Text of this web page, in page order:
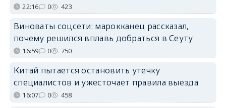
22:16 0 423
Виноваты соцсети: марокканец рассказал,
почему решился вплавь добраться в Сеуту
16:59 0 750
Китай пытается остановить утечку
специалистов и ужесточает правила выезда
16:07 0 458